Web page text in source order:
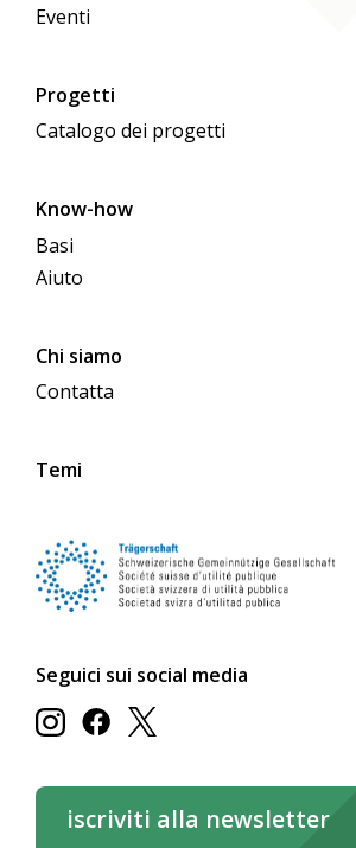
Eventi
Progetti
Catalogo dei progetti
Know-how
Basi
Aiuto
Chi siamo
Contatta
Temi
Seguici sui social media
iscriviti alla newsletter